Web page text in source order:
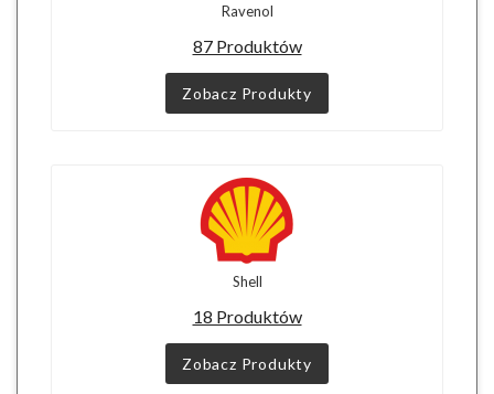
Ravenol
87 Produktów
Zobacz Produkty
Shell
18 Produktów
Zobacz Produkty